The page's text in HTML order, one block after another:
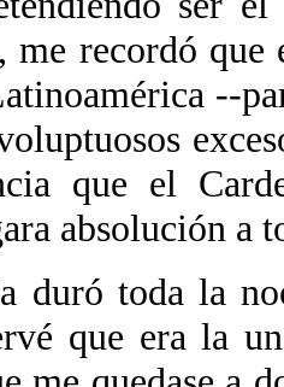
me recordó que
--
que el
absolución a
duró toda la
que era la